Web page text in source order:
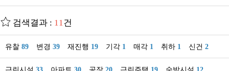
검색결과 : 11건
유찰 89 변경 39 재진행 19 기각 1 매각 1 취하 1 신건 2